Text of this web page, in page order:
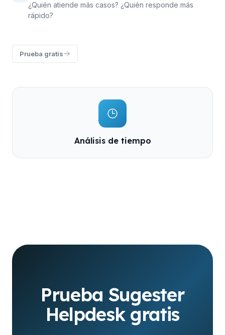
¿Quién atiende más casos? ¿Quién responde más
rápido?
Prueba gratis
Análisis de tiempo
Prueba Sugester
Helpdesk gratis